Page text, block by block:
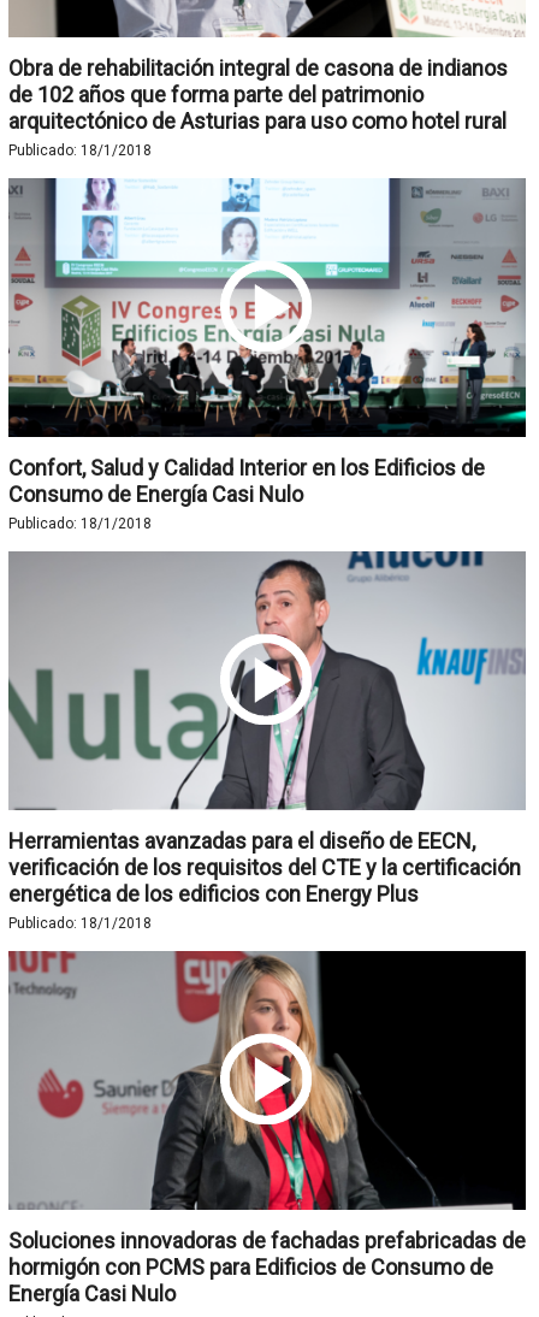
Obra de rehabilitación integral de casona de indianos
de 102 años que forma parte del patrimonio
arquitectónico de Asturias para uso como hotel rural
Publicado: 18/1/2018
Confort, Salud y Calidad Interior en los Edificios de
Consumo de Energía Casi Nulo
Publicado: 18/1/2018
Herramientas avanzadas para el diseño de EECN,
verificación de los requisitos del CTE y la certificación
energética de los edificios con Energy Plus
Publicado: 18/1/2018
Soluciones innovadoras de fachadas prefabricadas de
hormigón con PCMS para Edificios de Consumo de
Energía Casi Nulo